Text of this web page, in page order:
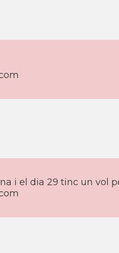
i el dia 29 tinc un vol